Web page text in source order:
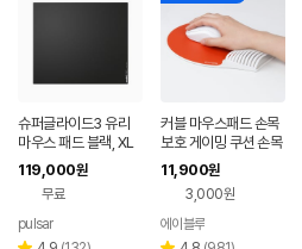
슈퍼글라이드3 유리
마우스 패드 블랙, XL
119,000원
무료
pulsar
커블 마우스패드 손목
보호 게이밍 쿠션 손목
받침대
11,900원
3,000원
에이블루